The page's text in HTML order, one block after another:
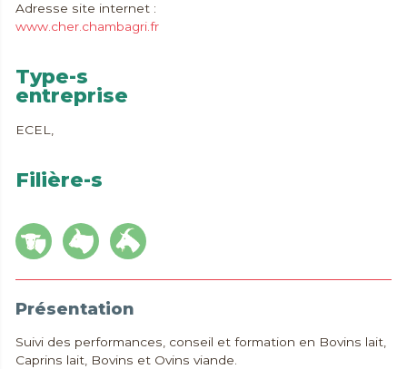
Adresse site internet :
www.cher.chambagri.fr
Type-s
entreprise
ECEL,
Filière-s
Présentation
Suivi des performances, conseil et formation en Bovins lait,
Caprins lait, Bovins et Ovins viande.